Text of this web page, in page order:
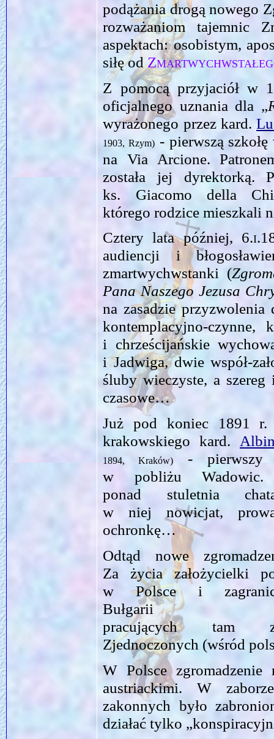
podążania drogą nowego
rozważaniom tajemnic
aspektach: osobistym,
siłę od
Z pomocą przyjaciół w
oficjalnego uznania dla „
wyrażonego przez kard.
1903, Rzym) - pierwszą
na Via Arcione.
została jej dyrektorką.
ks. Giacomo della
którego rodzice mieszkali
Cztery lata później,
audiencji i
zmartwychwstanki (
Pana Naszego Jezusa
na zasadzie przyzwolenia
kontemplacyjno-czynne,
i chrześcijańskie
i Jadwiga, dwie współ-
śluby wieczyste, a
czasowe…
Już pod koniec 1891 r.
krakowskiego kard.
1894, Kraków)
- pierwszy
w pobliżu
ponad stuletnia
w niej nowicjat,
ochronkę…
Odtąd nowe
Za życia założycielki
w Polsce i
Bułgarii
pracujących tam
Zjednoczonych (wśród
W Polsce zgromadzenie
austriackimi. W
zakonnych było
działać tylko